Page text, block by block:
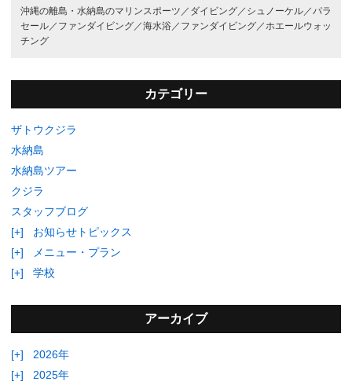
沖縄の離島・水納島のマリンスポーツ／ ダイビング／ シュノーケル／パラ
セール／ ファンダイビング／海水浴／ ファンダイビング／ホエールウォッ
チング
カテゴリー
ザトウクジラ
水納島
水納島ツアー
クジラ
スタッフブログ
[+]
お知らせトピックス
[+]
メニュー・プラン
[+]
学校
アーカイブ
[+]
2026年
[+]
2025年